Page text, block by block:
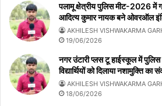
पलामू क्षेत्रीय पुलिस मीट-2026 में
आदित्य कुमार नायक बने ओवरऑल
AKHILESH VISHWAKARMA
19/06/2026
नगर उंटारी प्लस टू हाईस्कूल में
विद्यार्थियों को दिलाया नशामुक्ति का
AKHILESH VISHWAKARMA
18/06/2026